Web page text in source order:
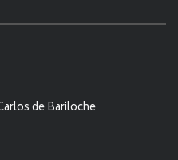
de Bariloche